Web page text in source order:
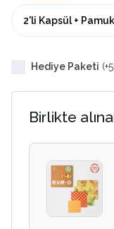
2'li Kapsül +
Hediye Paketi (+
Birlikte